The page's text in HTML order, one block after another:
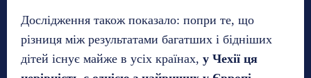
Дослідження також показало: попри те, що
різниця між результатами багатших і бідніших
дітей існує майже в усіх країнах, у Чехії ця